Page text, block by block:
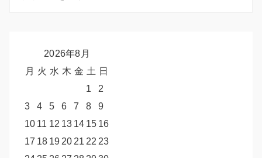
2026年8月
月 火 水 木 金 土 日
1
2
3
4 5 6 7 8
9
10 11 12 13 14 15 16
17 18 19 20 21 22 23